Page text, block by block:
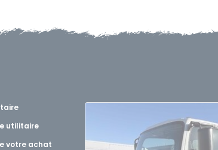
utilitaire
votre achat